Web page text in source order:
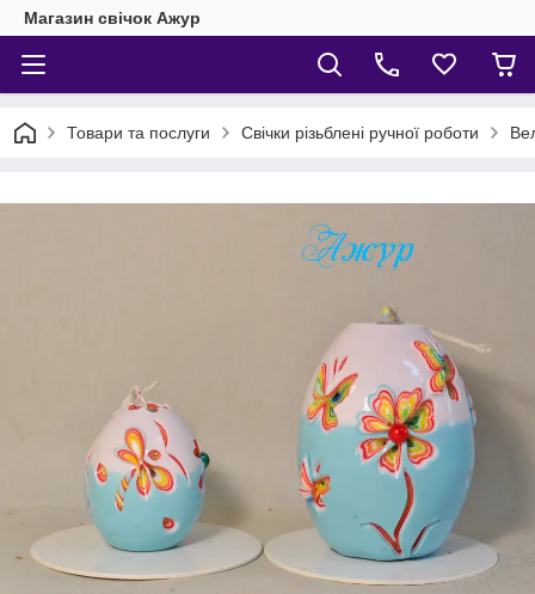
Магазин свічок Ажур
Товари та послуги Свічки різьблені ручної роботи